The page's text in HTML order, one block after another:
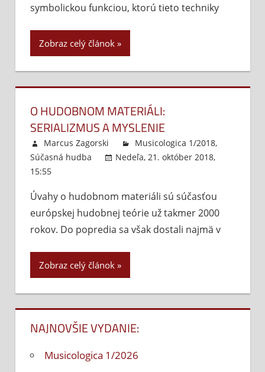
symbolickou funkciou, ktorú tieto techniky
Zobraz celý článok
O HUDOBNOM MATERIÁLI:
SERIALIZMUS A MYSLENIE
Marcus Zagorski Musicologica 1/2018,
Súčasná hudba
Nedeľa, 21. október 2018,
15:55
hudobnom
materiáli:
Serializmus
Úvahy o hudobnom materiáli sú súčasťou
európskej hudobnej teórie už takmer 2000
rokov. Do popredia sa však dostali najmä v
Zobraz celý článok
NAJNOVŠIE VYDANIE:
Musicologica 1/2026